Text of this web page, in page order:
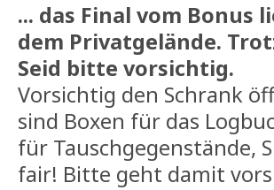
... das Final vom
dem Privatgelände.
Seid bitte vorsichtig.
Vorsichtig den Schrank
sind Boxen für das
für Tauschgegenstände,
fair! Bitte geht damit